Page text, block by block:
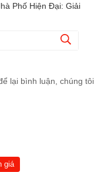
Phố Hiện Đại: Giải
lại bình luận, chúng tôi
giá